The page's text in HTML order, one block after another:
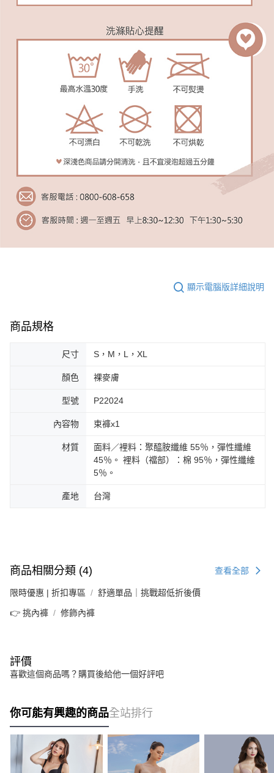
顯示電腦版詳細說明
商品規格
尺寸 S，M，L，XL
顏色 裸麥膚
型號 P22024
內容物 束褲x1
材質
面料／裡料：聚醯胺纖維 55％，彈性纖維
45％。 裡料（襠部）：棉 95％，彈性纖維
5％。
產地 台灣
商品相關分類 (4) 查看全部
限時優惠 | 折扣專區 舒適單品｜挑戰超低折後價
👉 挑內褲 修飾內褲
評價
喜歡這個商品嗎？購買後給他一個好評吧
你可能有興趣的商品全站排行